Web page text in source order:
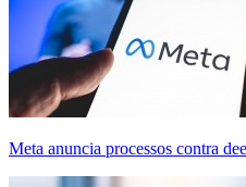
Meta anuncia processos contra